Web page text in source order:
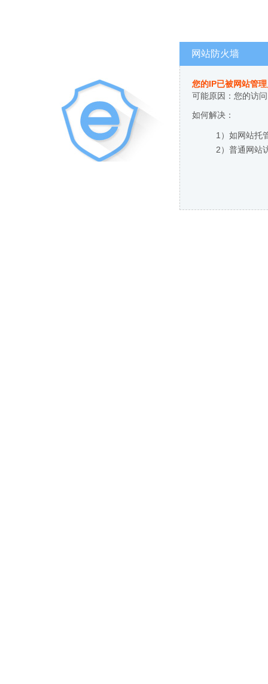
网站防火墙
您的IP已被网站管
可能原因：您的访
如何解决：
1）如网站托
2）普通网站